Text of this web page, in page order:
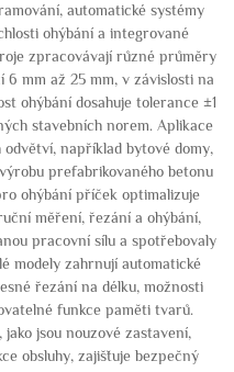
automatické systémy
ohýbání a integrované
zpracovávají různé průměry
mm až 25 mm, v závislosti na
ohýbání dosahuje tolerance ±1
stavebních norem. Aplikace
například bytové domy,
prefabrikovaného betonu
ohýbání příček optimalizuje
měření, řezání a ohýbání,
pracovní sílu a spotřebovaly
modely zahrnují automatické
řezání na délku, možnosti
funkce paměti tvarů.
jsou nouzové zastavení,
obsluhy, zajišťuje bezpečný